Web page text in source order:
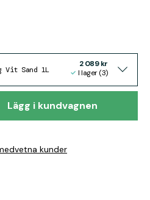
Vit Sand 1L
2 089 kr
I lager (3)
Lägg i kundvagnen
kunder